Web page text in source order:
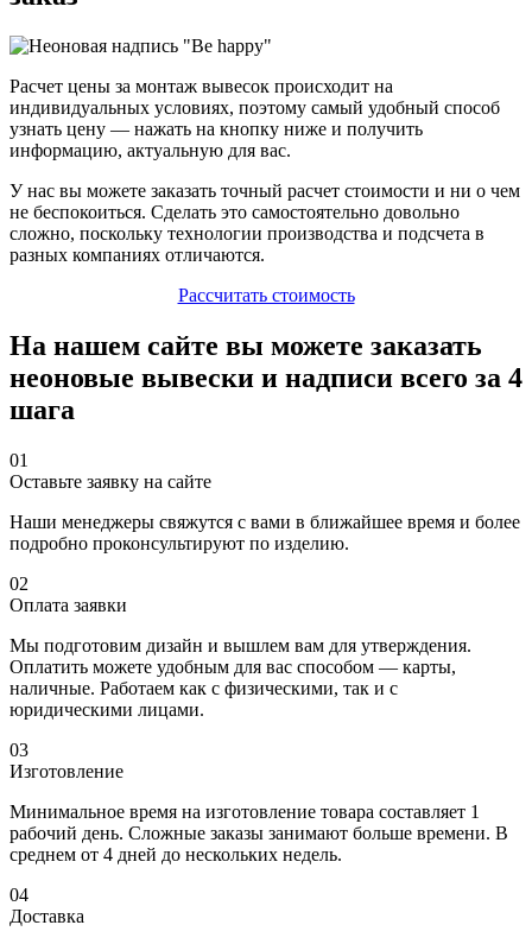
Расчет цены за монтаж вывесок происходит на
индивидуальных условиях, поэтому самый удобный способ
узнать цену — нажать на кнопку ниже и получить
информацию, актуальную для вас.
У нас вы можете заказать точный расчет стоимости и ни о чем
не беспокоиться. Сделать это самостоятельно довольно
сложно, поскольку технологии производства и подсчета в
разных компаниях отличаются.
Рассчитать стоимость
На нашем сайте вы можете заказать
неоновые вывески и надписи всего за 4
шага
01
Оставьте заявку на сайте
Наши менеджеры свяжутся с вами в ближайшее время и более
подробно проконсультируют по изделию.
02
Оплата заявки
Мы подготовим дизайн и вышлем вам для утверждения.
Оплатить можете удобным для вас способом — карты,
наличные. Работаем как с физическими, так и с
юридическими лицами.
03
Изготовление
Минимальное время на изготовление товара составляет 1
рабочий день. Сложные заказы занимают больше времени. В
среднем от 4 дней до нескольких недель.
04
Доставка